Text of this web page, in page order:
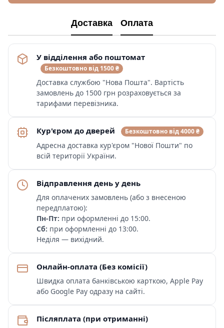
Доставка Оплата
У відділення або поштомат
Безкоштовно від 1500 ₴
Доставка службою "Нова Пошта". Вартість
замовлень до 1500 грн розраховується за
тарифами перевізника.
Кур'єром до дверей Безкоштовно від 4000 ₴
Адресна доставка кур'єром "Нової Пошти" по
всій території України.
Відправлення день у день
Для оплачених замовлень (або з внесеною
передплатою):
Пн-Пт: при оформленні до 15:00.
Сб: при оформленні до 13:00.
Неділя — вихідний.
Онлайн-оплата (Без комісії)
Швидка оплата банківською карткою, Apple Pay
або Google Pay одразу на сайті.
Післяплата (при отриманні)